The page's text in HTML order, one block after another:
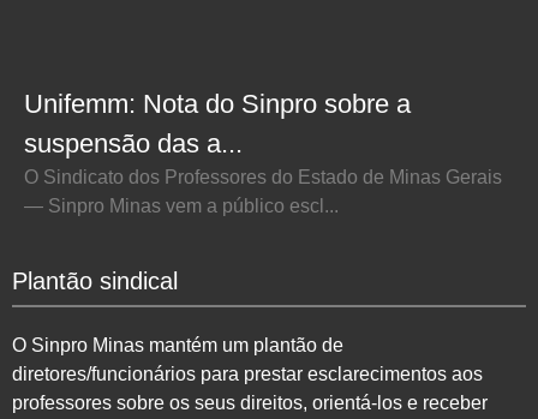
Unifemm: Nota do Sinpro sobre a
suspensão das a...
O Sindicato dos Professores do Estado de Minas Gerais
— Sinpro Minas vem a público escl...
Plantão sindical
O Sinpro Minas mantém um plantão de
diretores/funcionários para prestar esclarecimentos aos
professores sobre os seus direitos, orientá-los e receber